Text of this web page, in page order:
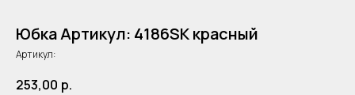
Юбка Артикул: 4186SK красный
Артикул:
253,00 р.